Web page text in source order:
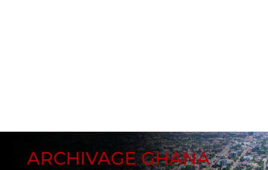
ARCHIVAGE GHANA